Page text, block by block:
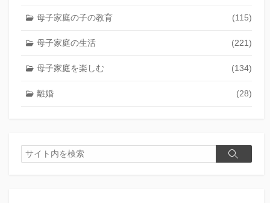
母子家庭の子の教育 (115)
母子家庭の生活 (221)
母子家庭を楽しむ (134)
離婚 (28)
検
索
検